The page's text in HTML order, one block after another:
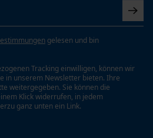
gelesen und bin
Tracking einwilligen, können wir
in unserem Newsletter bieten. Ihre
weitergegeben. Sie können die
Klick widerrufen, in jedem
ganz unten ein Link.
Videos
per Chat